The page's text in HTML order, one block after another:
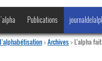
Publications
>Archives>L’alpha